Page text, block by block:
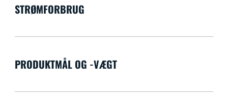
STRØMFORBRUG
PRODUKTMÅL OG -VÆGT